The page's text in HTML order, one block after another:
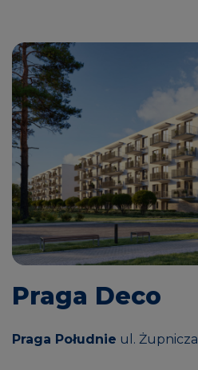
Praga Deco
Praga Południe ul. Żupnicza